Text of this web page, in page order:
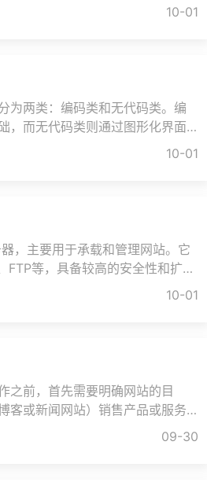
10-01
为两类：编码类和无代码类。编
，而无代码类则通过图形化界面
10-01
，主要用于承载和管理网站。它
等，具备较高的安全性和扩展
10-01
之前，首先需要明确网站的目
客或新闻网站）销售产品或服务
09-30